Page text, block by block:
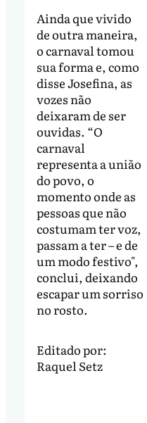
Ainda que vivido
de outra maneira,
o carnaval tomou
sua forma e, como
disse Josefina, as
vozes não
deixaram de ser
ouvidas. “O
carnaval
representa a união
do povo, o
momento onde as
pessoas que não
costumam ter voz,
passam a ter – e de
um modo festivo",
conclui, deixando
escapar um sorriso
no rosto.
Editado por:
Raquel Setz